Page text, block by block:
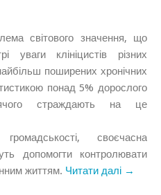
світового значення, що
уваги клініцистів різних
поширених хронічних
понад 5% дорослого
страждають на це
своєчасна
допомогти контролювати
життям. Читати далі →